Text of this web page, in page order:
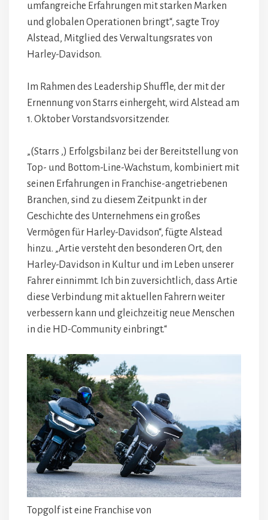
umfangreiche Erfahrungen mit starken Marken
und globalen Operationen bringt“, sagte Troy
Alstead, Mitglied des Verwaltungsrates von
Harley-Davidson.
Im Rahmen des Leadership Shuffle, der mit der
Ernennung von Starrs einhergeht, wird Alstead am
1. Oktober Vorstandsvorsitzender.
„(Starrs ‚) Erfolgsbilanz bei der Bereitstellung von
Top- und Bottom-Line-Wachstum, kombiniert mit
seinen Erfahrungen in Franchise-angetriebenen
Branchen, sind zu diesem Zeitpunkt in der
Geschichte des Unternehmens ein großes
Vermögen für Harley-Davidson“, fügte Alstead
hinzu. „Artie versteht den besonderen Ort, den
Harley-Davidson in Kultur und im Leben unserer
Fahrer einnimmt. Ich bin zuversichtlich, dass Artie
diese Verbindung mit aktuellen Fahrern weiter
verbessern kann und gleichzeitig neue Menschen
in die HD-Community einbringt.“
Topgolf ist eine Franchise von